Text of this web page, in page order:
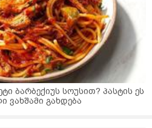
ბარბექიუს სოუსით? პასტის ეს
ვახშამი გახდება